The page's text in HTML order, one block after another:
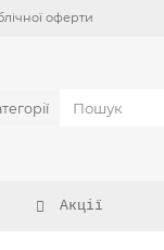
оферти
Акції